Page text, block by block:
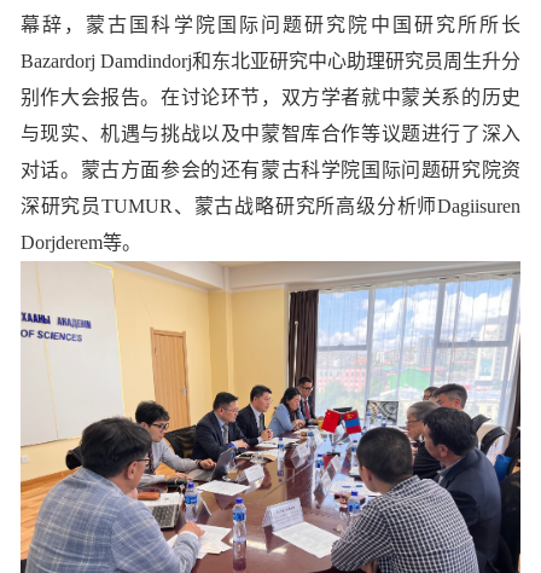
幕辞，蒙古国科学院国际问题研究院中国研究所所长
Bazardorj Damdindorj和东北亚研究中心助理研究员周生升分
别作大会报告。在讨论环节，双方学者就中蒙关系的历史
与现实、机遇与挑战以及中蒙智库合作等议题进行了深入
对话。蒙古方面参会的还有蒙古科学院国际问题研究院资
深研究员TUMUR、蒙古战略研究所高级分析师Dagiisuren
Dorjderem等。